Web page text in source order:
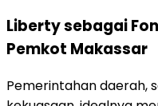
Liberty sebagai
Pemkot Makassar
Pemerintahan daerah,